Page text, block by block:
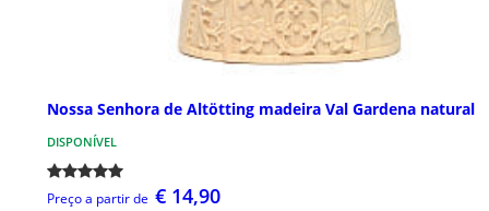
Nossa Senhora de Altötting madeira Val Gardena natural
DISPONÍVEL
Preço a partir de € 14,90